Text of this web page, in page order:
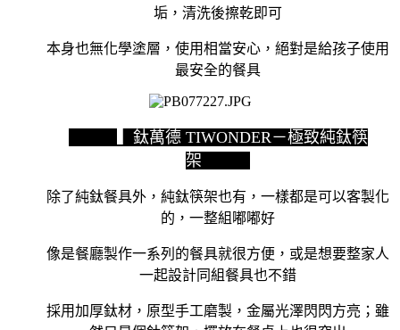
垢，清洗後擦乾即可
本身也無化學塗層，使用相當安心，絕對是給孩子使用
最安全的餐具
▍鈦萬德 TIWONDER－極致純鈦筷
架
除了純鈦餐具外，純鈦筷架也有，一樣都是可以客製化
的，一整組嘟嘟好
像是餐廳製作一系列的餐具就很方便，或是想要整家人
一起設計同組餐具也不錯
採用加厚鈦材，原型手工磨製，金屬光澤閃閃方亮；雖